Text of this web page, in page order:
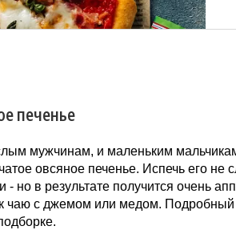
печенье
мужчинам, и маленьким
овсяное печенье. Испечь его не
- но в результате получится очень
чаю с джемом или медом.